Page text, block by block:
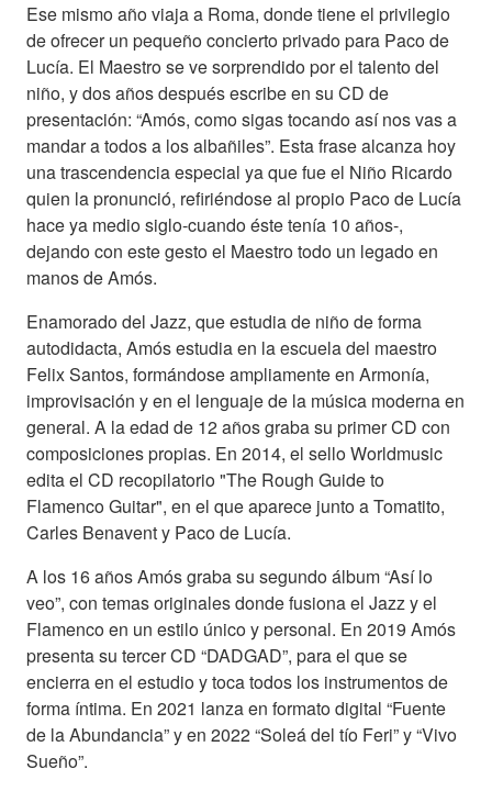
Ese mismo año viaja a Roma, donde tiene el privilegio
de ofrecer un pequeño concierto privado para Paco de
Lucía. El Maestro se ve sorprendido por el talento del
niño, y dos años después escribe en su CD de
presentación: “Amós, como sigas tocando así nos vas a
mandar a todos a los albañiles”. Esta frase alcanza hoy
una trascendencia especial ya que fue el Niño Ricardo
quien la pronunció, refiriéndose al propio Paco de Lucía
hace ya medio siglo-cuando éste tenía 10 años-,
dejando con este gesto el Maestro todo un legado en
manos de Amós.
Enamorado del Jazz, que estudia de niño de forma
autodidacta, Amós estudia en la escuela del maestro
Felix Santos, formándose ampliamente en Armonía,
improvisación y en el lenguaje de la música moderna en
general. A la edad de 12 años graba su primer CD con
composiciones propias. En 2014, el sello Worldmusic
edita el CD recopilatorio "The Rough Guide to
Flamenco Guitar", en el que aparece junto a Tomatito,
Carles Benavent y Paco de Lucía.
A los 16 años Amós graba su segundo álbum “Así lo
veo”, con temas originales donde fusiona el Jazz y el
Flamenco en un estilo único y personal. En 2019 Amós
presenta su tercer CD “DADGAD”, para el que se
encierra en el estudio y toca todos los instrumentos de
forma íntima. En 2021 lanza en formato digital “Fuente
de la Abundancia” y en 2022 “Soleá del tío Feri” y “Vivo
Sueño”.